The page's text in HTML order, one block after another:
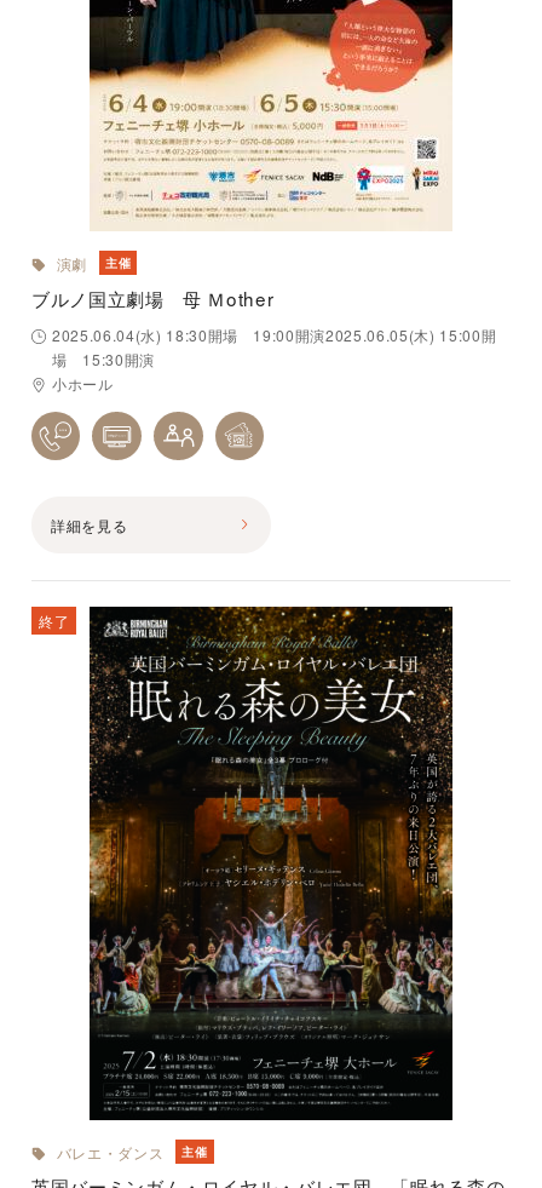
演劇 主催
ブルノ国立劇場 母 Ｍother
2025.06.04(水) 18:30開場 19:00開演2025.06.05(木) 15:00開
場 15:30開演
小ホール
詳細を見る
終了
バレエ・ダンス 主催